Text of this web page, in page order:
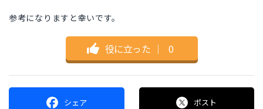
参考になりますと幸いです。
役に立った ｜ 0
シェア ポスト